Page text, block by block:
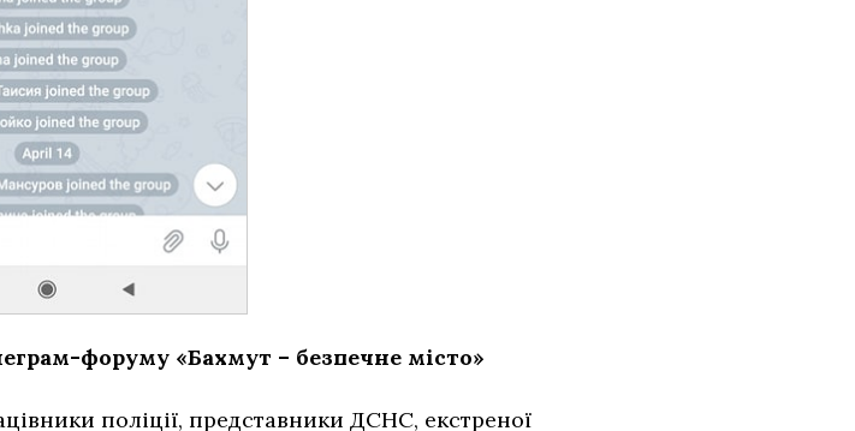
форуму «Бахмут – безпечне місто»
поліції, представники ДСНС, екстреної